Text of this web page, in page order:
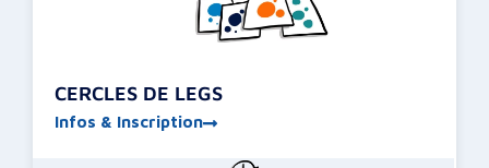
CERCLES DE LEGS
Infos & Inscription